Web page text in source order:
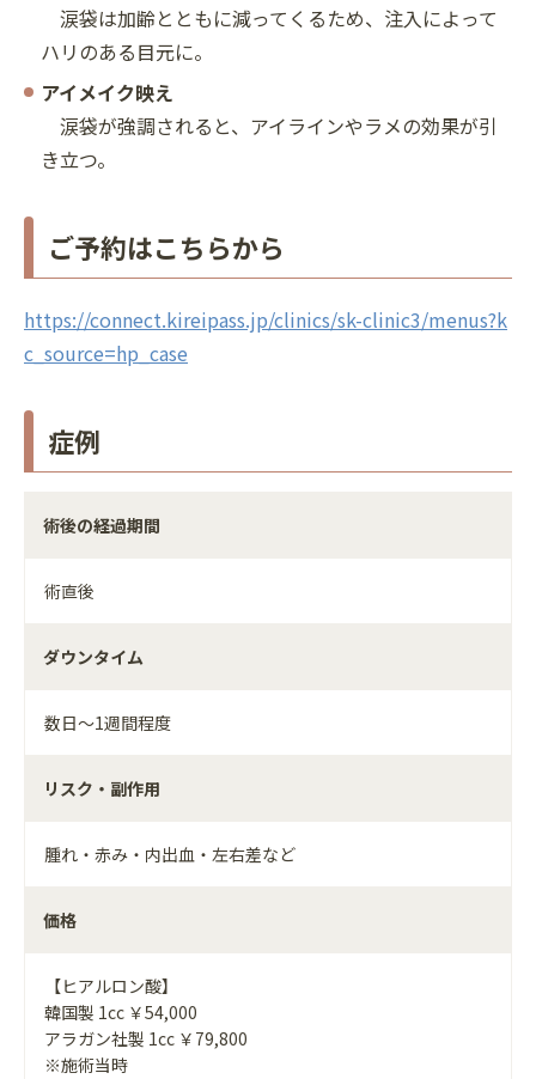
涙袋は加齢とともに減ってくるため、注入によって
ハリのある目元に。
アイメイク映え
涙袋が強調されると、アイラインやラメの効果が引
き立つ。
ご予約はこちらから
https://connect.kireipass.jp/clinics/sk-clinic3/menus?k
c_source=hp_case
症例
術後の経過期間
術直後
ダウンタイム
数日～1週間程度
リスク・副作用
腫れ・赤み・内出血・左右差など
価格
【ヒアルロン酸】
韓国製 1cc ￥54,000
アラガン社製 1cc ￥79,800
※施術当時